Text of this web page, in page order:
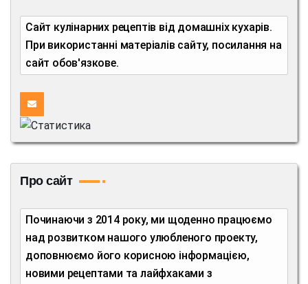
Сайт кулінарних рецептів від домашніх кухарів.
При використанні матеріалів сайту, посилання на
сайт обов'язкове.
Про сайт
Починаючи з 2014 року, ми щоденно працюємо
над розвитком нашого улюбленого проекту,
доповнюємо його корисною інформацією,
новими рецептами та лайфхаками з